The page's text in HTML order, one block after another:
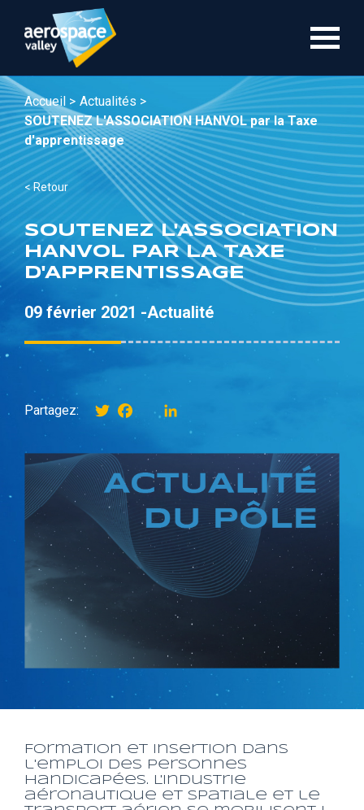
contenu
Accueil > Actualités >
SOUTENEZ L'ASSOCIATION HANVOL par la Taxe
d'apprentissage
< Retour
SOUTENEZ L'ASSOCIATION
HANVOL PAR LA TAXE
D'APPRENTISSAGE
09 février 2021 -Actualité
Partagez: TwitterFacebookinstagram
Formation et insertion dans
l'emploi des personnes
handicapées. L'industrie
aéronautique et spatiale et le